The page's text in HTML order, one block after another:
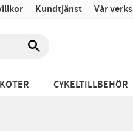
Kundtjänst Vår
CYKELTILLBEHÖR